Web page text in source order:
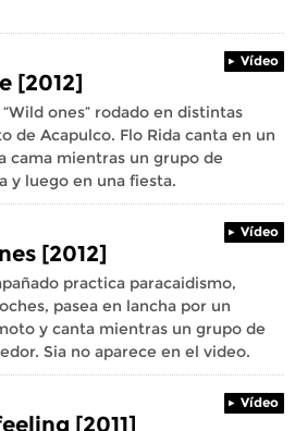
Vídeo
[2012]
ones” rodado en distintas
de Acapulco. Flo Rida canta en un
cama mientras un grupo de
y luego en una fiesta.
Vídeo
[2012]
practica paracaidismo,
pasea en lancha por un
y canta mientras un grupo de
Sia no aparece en el video.
Vídeo
[2011]